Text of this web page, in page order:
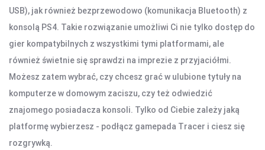
OBUDOWY HDD, HUBY USB
HUBY USB
CZYTNIK KART
HOBBY & TRAVEL
NAMIOTY I MATY
PRYSZNICE TURYSTYCZNE
NARZĘDZIA
USB), jak również bezprzewodowo (komunikacja Bluetooth) z
konsolą PS4. Takie rozwiązanie umożliwi Ci nie tylko dostęp do
gier kompatybilnych z wszystkimi tymi platformami, ale
również świetnie się sprawdzi na imprezie z przyjaciółmi.
Możesz zatem wybrać, czy chcesz grać w ulubione tytuły na
komputerze w domowym zaciszu, czy też odwiedzić
znajomego posiadacza konsoli. Tylko od Ciebie zależy jaką
platformę wybierzesz - podłącz gamepada Tracer i ciesz się
rozgrywką.